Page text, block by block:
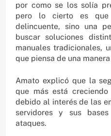
por como se los solía
pero lo cierto es
delincuente, sino una
buscar soluciones
manuales tradicionales,
que piensa de una
Amato explicó que la
que más está
debido al interés de las
servidores y sus
ataques.